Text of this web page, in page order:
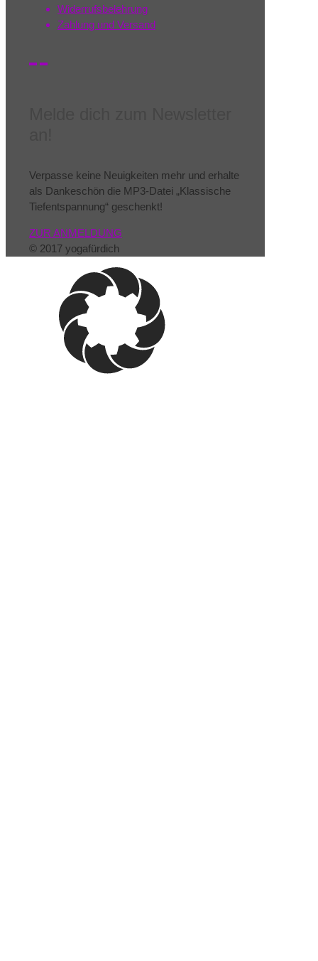
Widerrufsbelehrung
Zahlung und Versand
Verpasse keine Neuigkeiten mehr und erhalte
als Dankeschön die MP3-Datei „Klassische
Tiefentspannung“ geschenkt!
ZUR ANMELDUNG
© 2017 yogafürdich